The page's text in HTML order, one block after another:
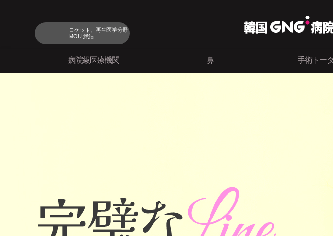
ロケット、再生医学分野
MOU 締結
病院級医療機関 鼻 手術トー